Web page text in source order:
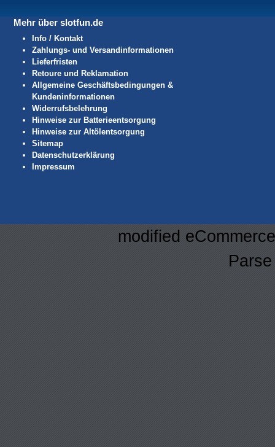
Mehr über slotfun.de
Info / Kontakt
Zahlungs- und Versandinformationen
Lieferfristen
Retoure und Reklamation
Allgemeine Geschäftsbedingungen &
Kundeninformationen
Widerrufsbelehrung
Hinweise zur Batterieentsorgung
Hinweise zur Altölentsorgung
Sitemap
Datenschutzerklärung
Impressum
modified